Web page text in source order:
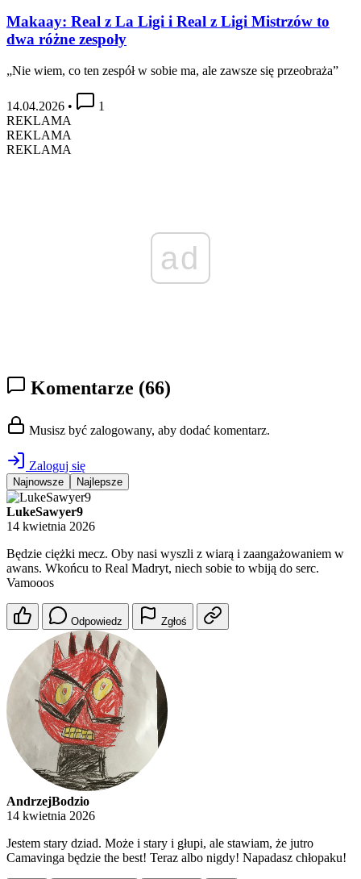
Makaay: Real z La Ligi i Real z Ligi Mistrzów to
dwa różne zespoły
„Nie wiem, co ten zespół w sobie ma, ale zawsze się przeobraża”
14.04.2026 •
1
REKLAMA
REKLAMA
REKLAMA
ad
Komentarze (66)
Musisz być zalogowany, aby dodać komentarz.
Zaloguj się
Najnowsze Najlepsze
LukeSawyer9
14 kwietnia 2026
Będzie ciężki mecz. Oby nasi wyszli z wiarą i zaangażowaniem w
awans. Wkońcu to Real Madryt, niech sobie to wbiją do serc.
Vamooos
Odpowiedz Zgłoś
AndrzejBodzio
14 kwietnia 2026
Jestem stary dziad. Może i stary i głupi, ale stawiam, że jutro
Camavinga będzie the best! Teraz albo nigdy! Napadasz chłopaku!